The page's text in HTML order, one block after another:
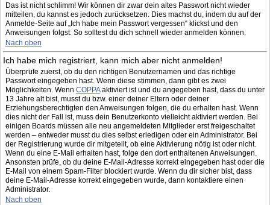
Das ist nicht schlimm! Wir können dir zwar dein altes Passwort nicht wieder
mitteilen, du kannst es jedoch zurücksetzen. Dies machst du, indem du auf der
Anmelde-Seite auf „Ich habe mein Passwort vergessen“ klickst und den
Anweisungen folgst. So solltest du dich schnell wieder anmelden können.
Nach oben
Ich habe mich registriert, kann mich aber nicht anmelden!
Überprüfe zuerst, ob du den richtigen Benutzernamen und das richtige
Passwort eingegeben hast. Wenn diese stimmen, dann gibt es zwei
Möglichkeiten. Wenn COPPAaktiviert ist und du angegeben hast, dass du unter
13 Jahre alt bist, musst du bzw. einer deiner Eltern oder deiner
Erziehungsberechtigten den Anweisungen folgen, die du erhalten hast. Wenn
dies nicht der Fall ist, muss dein Benutzerkonto vielleicht aktiviert werden. Bei
einigen Boards müssen alle neu angemeldeten Mitglieder erst freigeschaltet
werden – entweder musst du dies selbst erledigen oder ein Administrator. Bei
der Registrierung wurde dir mitgeteilt, ob eine Aktivierung nötig ist oder nicht.
Wenn du eine E-Mail erhalten hast, folge den dort enthaltenen Anweisungen.
Ansonsten prüfe, ob du deine E-Mail-Adresse korrekt eingegeben hast oder die
E-Mail von einem Spam-Filter blockiert wurde. Wenn du dir sicher bist, dass
deine E-Mail-Adresse korrekt eingegeben wurde, dann kontaktiere einen
Administrator.
Nach oben